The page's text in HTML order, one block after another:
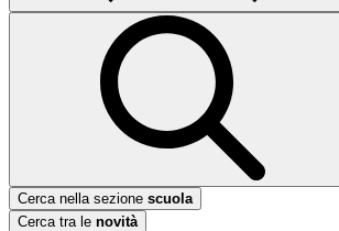
Cerca nella sezione scuola
Cerca tra le novità